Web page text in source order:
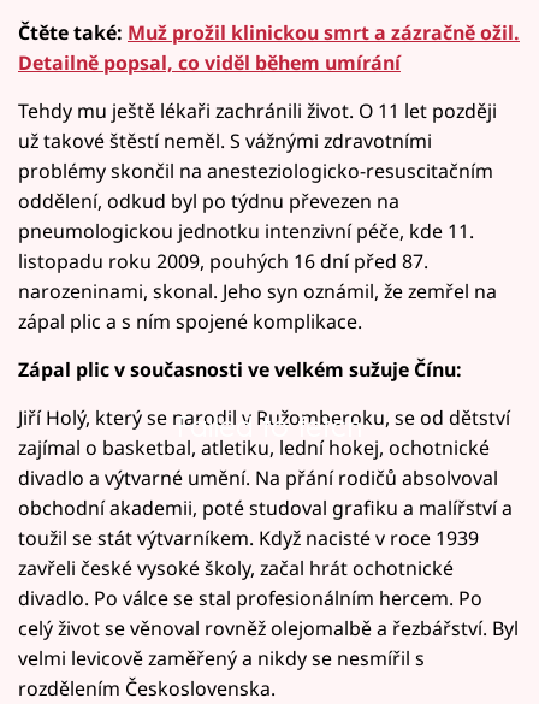
Čtěte také: Muž prožil klinickou smrt a zázračně ožil.
Detailně popsal, co viděl během umírání
Tehdy mu ještě lékaři zachránili život. O 11 let později
už takové štěstí neměl. S vážnými zdravotními
problémy skončil na anesteziologicko-resuscitačním
oddělení, odkud byl po týdnu převezen na
pneumologickou jednotku intenzivní péče, kde 11.
listopadu roku 2009, pouhých 16 dní před 87.
narozeninami, skonal. Jeho syn oznámil, že zemřel na
zápal plic a s ním spojené komplikace.
Zápal plic v současnosti ve velkém sužuje Čínu:
Failed to fetch
Jiří Holý, který se narodil v Ružomberoku, se od dětství
zajímal o basketbal, atletiku, lední hokej, ochotnické
divadlo a výtvarné umění. Na přání rodičů absolvoval
obchodní akademii, poté studoval grafiku a malířství a
toužil se stát výtvarníkem. Když nacisté v roce 1939
zavřeli české vysoké školy, začal hrát ochotnické
divadlo. Po válce se stal profesionálním hercem. Po
celý život se věnoval rovněž olejomalbě a řezbářství. Byl
velmi levicově zaměřený a nikdy se nesmířil s
rozdělením Československa.